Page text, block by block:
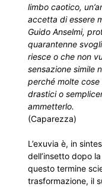
limbo caotico,
accetta di essere
Guido Anselmi,
quarantenne
riesce o che non
sensazione simile
perché molte
drastici o
ammetterlo.
(Caparezza)
L’exuvia è, in
dell’insetto dopo
questo termine
trasformazione, il